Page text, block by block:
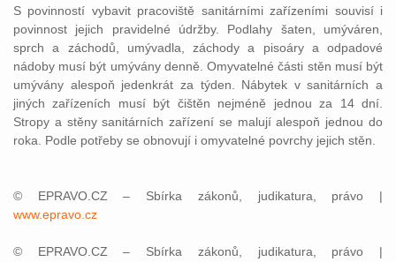
S povinností vybavit pracoviště sanitárními zařízeními souvisí i
povinnost jejich pravidelné údržby. Podlahy šaten, umýváren,
sprch a záchodů, umývadla, záchody a pisoáry a odpadové
nádoby musí být umývány denně. Omyvatelné části stěn musí být
umývány alespoň jedenkrát za týden. Nábytek v sanitárních a
jiných zařízeních musí být čištěn nejméně jednou za 14 dní.
Stropy a stěny sanitárních zařízení se malují alespoň jednou do
roka. Podle potřeby se obnovují i omyvatelné povrchy jejich stěn.
© EPRAVO.CZ – Sbírka zákonů, judikatura, právo |
www.epravo.cz
© EPRAVO.CZ – Sbírka zákonů, judikatura, právo |